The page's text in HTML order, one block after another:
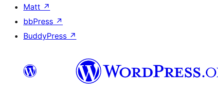
Matt ↗
bbPress ↗
BuddyPress ↗